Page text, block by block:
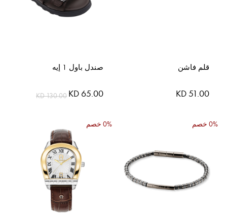
قلم فاشن
KD 51.00
صندل باول 1 إيه
KD 65.00
KD 130.00
0% خصم 0% خصم